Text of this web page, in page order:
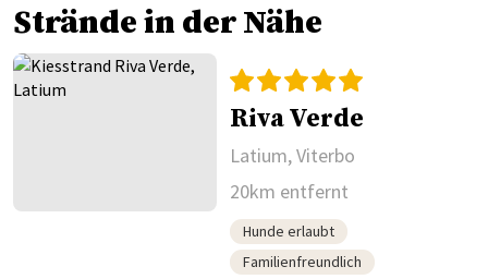
Strände in der Nähe
Riva Verde
Latium, Viterbo
20km entfernt
Hunde erlaubt
Familienfreundlich